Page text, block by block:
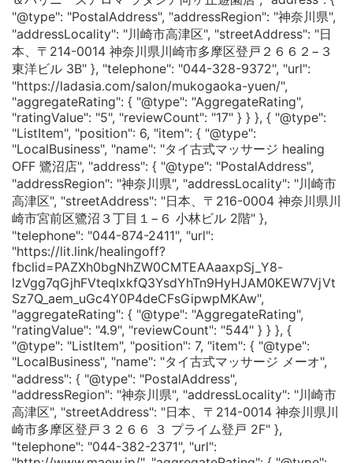
"@type": "PostalAddress", "addressRegion": "神奈川県",
"addressLocality": "川崎市高津区", "streetAddress": "日
本、〒214-0014 神奈川県川崎市多摩区登戸２６６２−３
東洋ビル 3B" }, "telephone": "044-328-9372", "url":
"https://ladasia.com/salon/mukogaoka-yuen/",
"aggregateRating": { "@type": "AggregateRating",
"ratingValue": "5", "reviewCount": "17" } } }, { "@type":
"ListItem", "position": 6, "item": { "@type":
"LocalBusiness", "name": "タイ古式マッサージ healing
OFF 鷺沼店", "address": { "@type": "PostalAddress",
"addressRegion": "神奈川県", "addressLocality": "川崎市
高津区", "streetAddress": "日本、〒216-0004 神奈川県川
崎市宮前区鷺沼３丁目１−６ 小林ビル 2階" },
"telephone": "044-874-2411", "url":
"https://lit.link/healingoff?
fbclid=PAZXh0bgNhZW0CMTEAAaaxpSj_Y8-
lzVgg7qGjhFVteqIxkfQ3YsdYhTn9HyHJAM0KEW7VjVt
Sz7Q_aem_uGc4Y0P4deCFsGipwpMKAw",
"aggregateRating": { "@type": "AggregateRating",
"ratingValue": "4.9", "reviewCount": "544" } } }, {
"@type": "ListItem", "position": 7, "item": { "@type":
"LocalBusiness", "name": "タイ古式マッサージ メーオ",
"address": { "@type": "PostalAddress",
"addressRegion": "神奈川県", "addressLocality": "川崎市
高津区", "streetAddress": "日本、〒214-0014 神奈川県川
崎市多摩区登戸３２６６ ３ プライム登戸 2F" },
"telephone": "044-382-2371", "url":